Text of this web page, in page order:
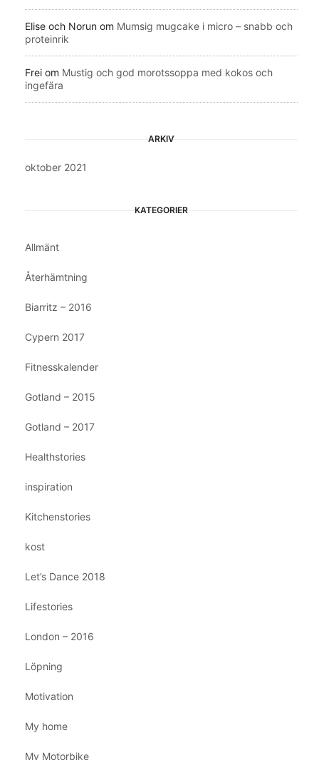
Elise och Norun om Mumsig mugcake i micro – snabb och
proteinrik
Frei om Mustig och god morotssoppa med kokos och
ingefära
ARKIV
oktober 2021
KATEGORIER
Allmänt
Återhämtning
Biarritz – 2016
Cypern 2017
Fitnesskalender
Gotland – 2015
Gotland – 2017
Healthstories
inspiration
Kitchenstories
kost
Let’s Dance 2018
Lifestories
London – 2016
Löpning
Motivation
My home
My Motorbike